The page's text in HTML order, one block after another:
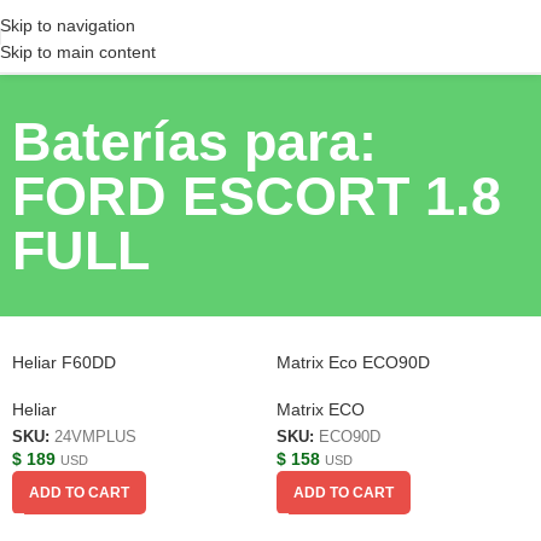
Skip to navigation
Skip to main content
Baterías para:
FORD ESCORT 1.8
FULL
Heliar F60DD
Heliar
SKU: 24VMPLUS
$ 189 USD
ADD TO CART
Matrix Eco ECO90D
Matrix ECO
SKU: ECO90D
$ 158 USD
ADD TO CART